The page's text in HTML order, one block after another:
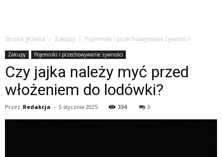
Strona główna Zakupy Pojemniki i przechowywanie żywności
Zakupy Pojemniki i przechowywanie żywności
Czy jajka należy myć przed
włożeniem do lodówki?
Przez Redakcja - 5 stycznia 2025 334 0